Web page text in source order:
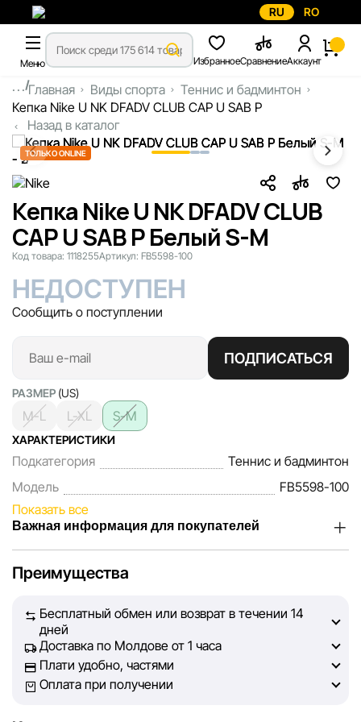
RU RO
Меню ИзбранноеСравнениеАккаунт
...Главная Виды спорта
Теннис и бадминтон
Кепка Nike U NK DFADV CLUB CAP U SAB P
Назад в каталог
ТОЛЬКО ONLINE
Кепка Nike U NK DFADV CLUB
CAP U SAB P Белый S-M
Код товара: 1118255Артикул: FB5598-100
НЕДОСТУПЕН
Сообщить о поступлении
ПОДПИСАТЬСЯ
РАЗМЕР (US)
M-L L-XL S-M
ХАРАКТЕРИСТИКИ
Подкатегория
Теннис и бадминтон
Модель
FB5598-100
Показать все
Важная информация для покупателей
наших покупателей. Каждый день мы работаем над тем,
на сайте, была максимально полной, объективной и
актуальной. Наша цель — обеспечить вас достоверной
информацией, чтобы вы смогли принять лучшее
решение о покупке.
Преимущества
Бесплатный обмен или возврат в течении 14
дней
Доставка по Молдове от 1 часа
Плати удобно, частями
Оплата при получении